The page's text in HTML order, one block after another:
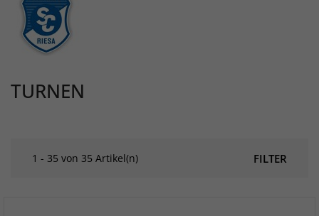
TURNEN
FILTER
1 - 35 von 35 Artikel(n)